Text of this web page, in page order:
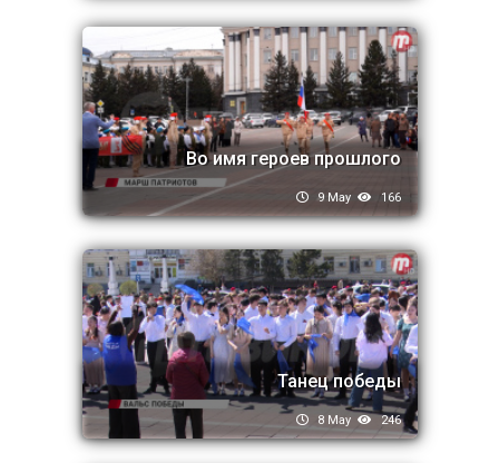
Во имя героев прошлого
9 May 166
Танец победы
8 May 246